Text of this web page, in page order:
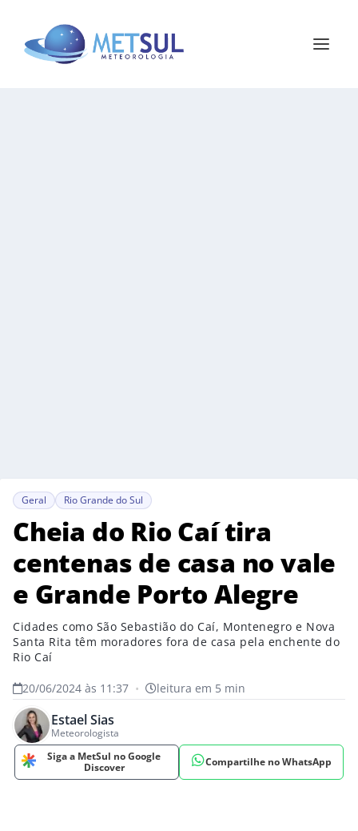
Geral Rio Grande do Sul
Cheia do Rio Caí tira
centenas de casa no vale
e Grande Porto Alegre
Cidades como São Sebastião do Caí, Montenegro e Nova
Santa Rita têm moradores fora de casa pela enchente do
Rio Caí
20/06/2024 às 11:37 • leitura em 5 min
Estael Sias
Meteorologista
Siga a MetSul no Google
Discover
Compartilhe no WhatsApp